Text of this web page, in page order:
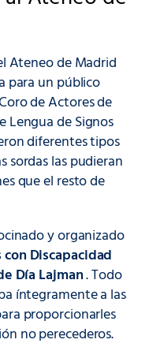
Ateneo de Madrid
para un público
de Actores de
de Signos
diferentes tipos
sordas las pudieran
que el resto de
y organizado
Discapacidad
Día Lajman. Todo
íntegramente a las
proporcionarles
no perecederos.